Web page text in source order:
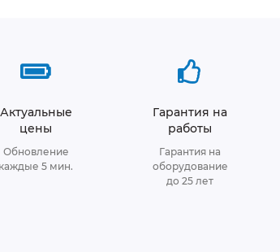
Актуальные
цены
Обновление
каждые 5 мин.
Гарантия на
работы
Гарантия на
оборудование
до 25 лет